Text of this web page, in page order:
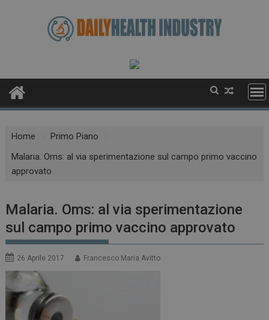
Home
Primo Piano
Malaria. Oms: al via sperimentazione sul campo primo vaccino
approvato
Malaria. Oms: al via sperimentazione
sul campo primo vaccino approvato
26 Aprile 2017 Francesco Maria Avitto